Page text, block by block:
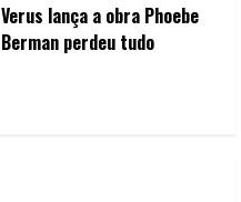
Verus lança a obra Phoebe
Berman perdeu tudo